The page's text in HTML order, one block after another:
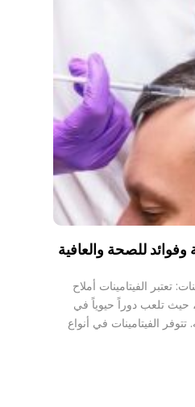
وفوائد للصحة والعافية
تعتبر الفيتامينات أملاح
تلعب دوراً حيوياً في
الفيتامينات في أنواع